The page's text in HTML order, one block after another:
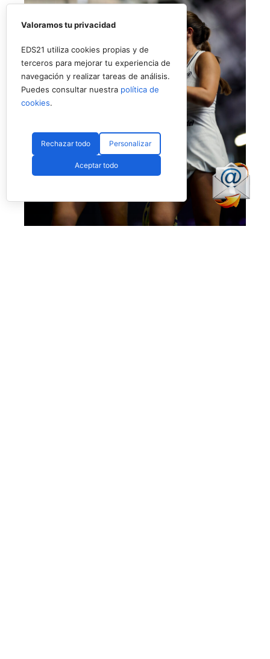
Valoramos tu privacidad
EDS21 utiliza cookies propias y de
terceros para mejorar tu experiencia de
navegación y realizar tareas de análisis.
Puedes consultar nuestra política de
cookies.
Rechazar todo Personalizar
Aceptar todo